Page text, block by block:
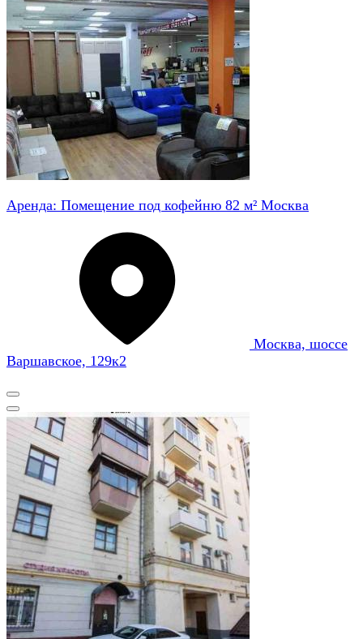
Аренда: Помещение под кофейню 82 м² Москва
Москва, шоссе
Варшавское, 129к2